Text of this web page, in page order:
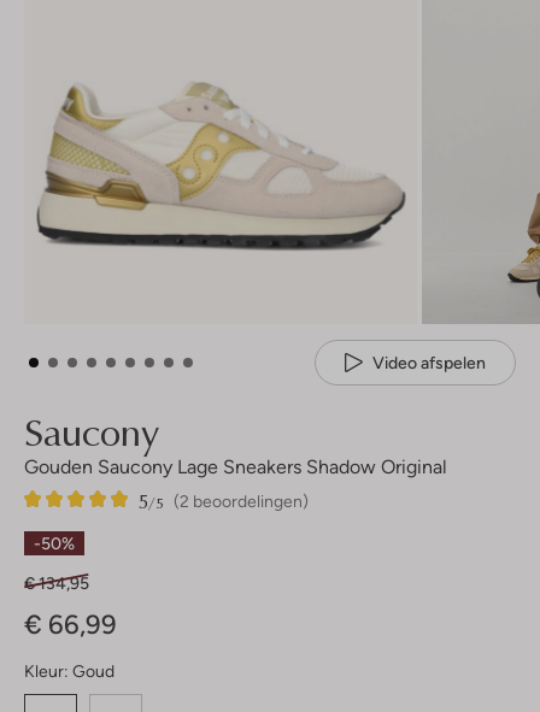
Video afspelen
Saucony
Gouden Saucony Lage Sneakers Shadow Original
(2 beoordelingen)
5/5
2
5
Sterren
-50%
€ 134,95
€ 66,99
Kleur: Goud